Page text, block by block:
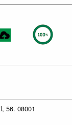
56. 08001